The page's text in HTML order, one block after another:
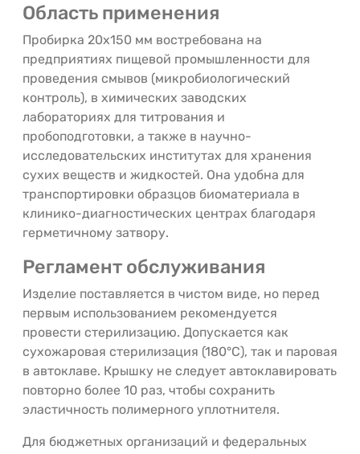
Область применения
Пробирка 20х150 мм востребована на
предприятиях пищевой промышленности для
проведения смывов (микробиологический
контроль), в химических заводских
лабораториях для титрования и
пробоподготовки, а также в научно-
исследовательских институтах для хранения
сухих веществ и жидкостей. Она удобна для
транспортировки образцов биоматериала в
клинико-диагностических центрах благодаря
герметичному затвору.
Регламент обслуживания
Изделие поставляется в чистом виде, но перед
первым использованием рекомендуется
провести стерилизацию. Допускается как
сухожаровая стерилизация (180°C), так и паровая
в автоклаве. Крышку не следует автоклавировать
повторно более 10 раз, чтобы сохранить
эластичность полимерного уплотнителя.
Для бюджетных организаций и федеральных